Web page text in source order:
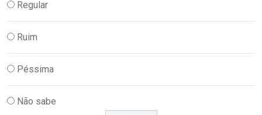
Regular
Ruim
Péssima
Não sabe